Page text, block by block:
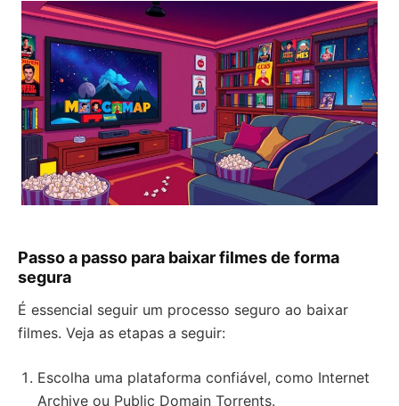
Passo a passo para baixar filmes de forma
segura
É essencial seguir um processo seguro ao baixar
filmes. Veja as etapas a seguir:
Escolha uma plataforma confiável, como Internet
Archive ou Public Domain Torrents.